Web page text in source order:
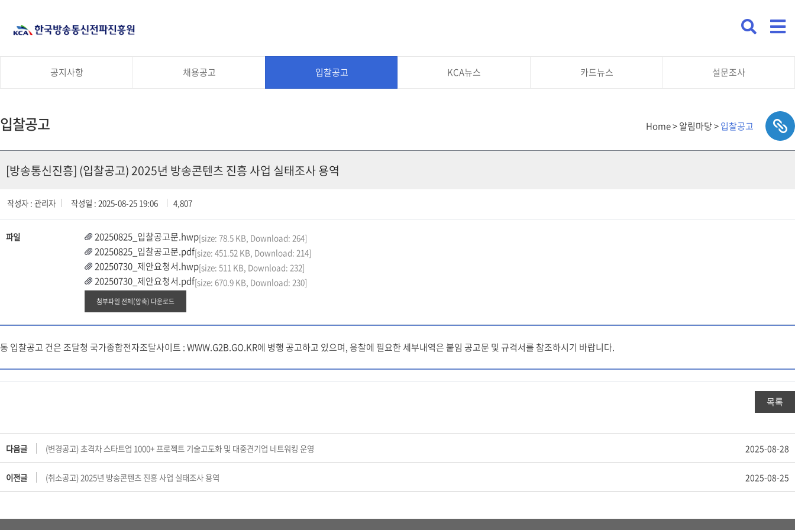
공지사항 채용공고 입찰공고 KCA뉴스 카드뉴스 설문조사
입찰공고 Home > 알림마당 >입찰공고
[방송통신진흥] (입찰공고) 2025년 방송콘텐츠 진흥 사업 실태조사 용역
작성자 : 관리자 작성일 : 2025-08-25 19:06 4,807
파일 20250825_입찰공고문.hwp[size: 78.5 KB, Download: 264]
20250825_입찰공고문.pdf[size: 451.52 KB, Download: 214]
20250730_제안요청서.hwp[size: 511 KB, Download: 232]
20250730_제안요청서.pdf[size: 670.9 KB, Download: 230]
첨부파일 전체(압축) 다운로드
동 입찰공고 건은 조달청 국가종합전자조달사이트 : WWW.G2B.GO.KR에 병행 공고하고 있으며, 응찰에 필요한 세부내역은 붙임 공고문 및 규격서를 참조하시기 바랍니다.
목록
다음글 (변경공고) 초격차 스타트업 1000+ 프로젝트 기술고도화 및 대중견기업 네트워킹 운영 2025-08-28
이전글 (취소공고) 2025년 방송콘텐츠 진흥 사업 실태조사 용역 2025-08-25